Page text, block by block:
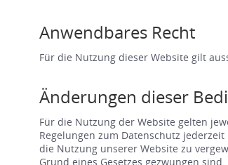
Anwendbares Recht
Für die Nutzung dieser Website gilt
Änderungen dieser
Für die Nutzung der Website gelten
Regelungen zum Datenschutz
die Nutzung unserer Website zu
Grund eines Gesetzes gezwungen sind.